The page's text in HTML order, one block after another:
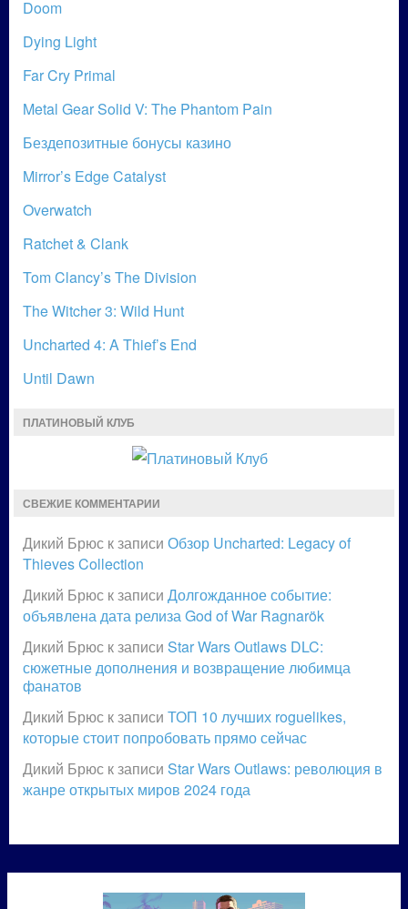
Doom
Dying Light
Far Cry Primal
Metal Gear Solid V: The Phantom Pain
Бездепозитные бонусы казино
Mirror’s Edge Catalyst
Overwatch
Ratchet & Clank
Tom Clancy’s The Division
The Witcher 3: Wild Hunt
Uncharted 4: A Thief’s End
Until Dawn
ПЛАТИНОВЫЙ КЛУБ
СВЕЖИЕ КОММЕНТАРИИ
Дикий Брюс к записи Обзор Uncharted: Legacy of
Thieves Collection
Дикий Брюс к записи Долгожданное событие:
объявлена дата релиза God of War Ragnarök
Дикий Брюс к записи Star Wars Outlaws DLC:
сюжетные дополнения и возвращение любимца
фанатов
Дикий Брюс к записи ТОП 10 лучших roguelikes,
которые стоит попробовать прямо сейчас
Дикий Брюс к записи Star Wars Outlaws: революция в
жанре открытых миров 2024 года